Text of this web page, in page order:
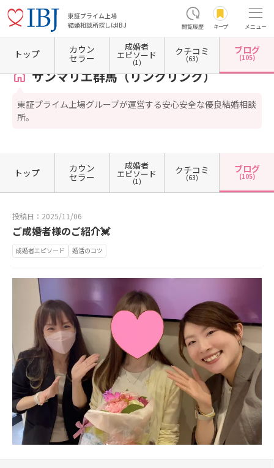
東証プライム上場
結婚相談所探しはIBJ
閲覧履歴 キープ メニュー
ホーム 群馬県の結婚相談所 群馬県伊勢崎市 サンマリエ群馬（リンクリンク） カウ
サンマリエ群馬（リンクリンク）
東証プライム上場グループが運営する安心安全な優良結婚相談
所。
トップ カウン
セラー
成婚者
エピソード
(1)
クチコミ
(63)
ブログ
(105)
トップ カウン
セラー
成婚者
エピソード
(1)
クチコミ
(63)
ブログ
(105)
投稿日：2025/11/06
ご成婚者様のご紹介💓
成婚者エピソード 婚活のコツ